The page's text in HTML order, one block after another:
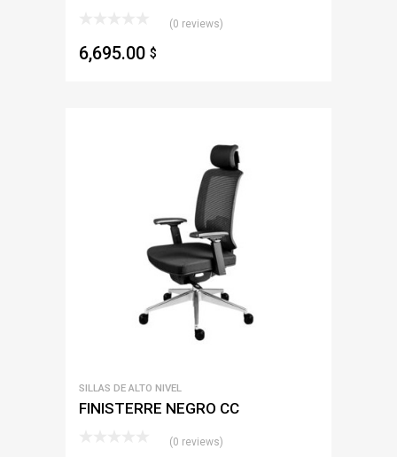
(0 reviews)
6,695.00 $
SILLAS DE ALTO NIVEL
FINISTERRE NEGRO CC
(0 reviews)